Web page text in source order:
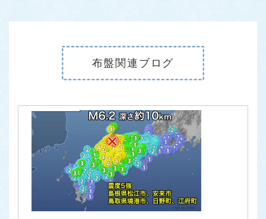
布盤関連ブログ